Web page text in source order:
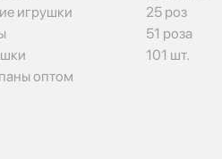
игрушки
оптом
25 роз
51 роза
101 шт.